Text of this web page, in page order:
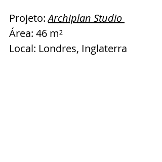
Projeto: Archiplan Studio
Área: 46 m²
Local: Londres, Inglaterra